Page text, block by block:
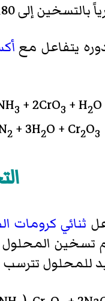
النيران وتشكل دخان كثيف.
يتفاعل مع
3 + 2CrO3 + H2O
2 + 3H2O + Cr2O3
ثنائي كرومات
تسخين المحلول
للمحلول تترسب